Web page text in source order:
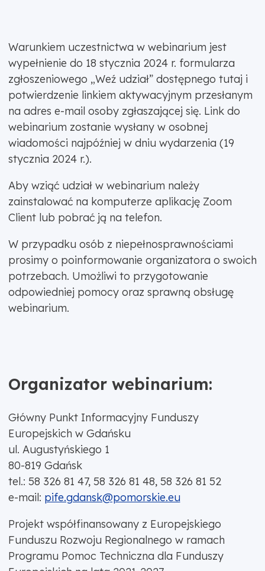
Warunkiem uczestnictwa w webinarium jest
wypełnienie do 18 stycznia 2024 r. formularza
zgłoszeniowego „Weź udział” dostępnego tutaj i
potwierdzenie linkiem aktywacyjnym przesłanym
na adres e-mail osoby zgłaszającej się. Link do
webinarium zostanie wysłany w osobnej
wiadomości najpóźniej w dniu wydarzenia (19
stycznia 2024 r.).
Aby wziąć udział w webinarium należy
zainstalować na komputerze aplikację Zoom
Client lub pobrać ją na telefon.
W przypadku osób z niepełnosprawnościami
prosimy o poinformowanie organizatora o swoich
potrzebach. Umożliwi to przygotowanie
odpowiedniej pomocy oraz sprawną obsługę
webinarium.
Organizator webinarium:
Główny Punkt Informacyjny Funduszy
Europejskich w Gdańsku
ul. Augustyńskiego 1
80-819 Gdańsk
tel.: 58 326 81 47, 58 326 81 48, 58 326 81 52
e-mail: pife.gdansk@pomorskie.eu
Projekt współfinansowany z Europejskiego
Funduszu Rozwoju Regionalnego w ramach
Programu Pomoc Techniczna dla Funduszy